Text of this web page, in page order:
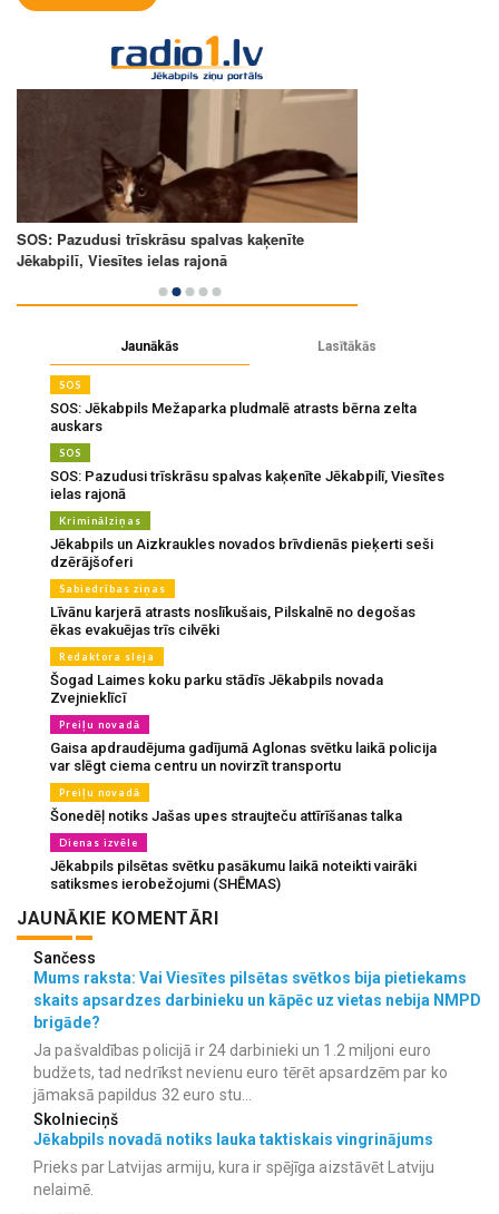
Jaunākās Lasītākās
SOS
SOS: Jēkabpils Mežaparka pludmalē atrasts bērna zelta
auskars
SOS
SOS: Pazudusi trīskrāsu spalvas kaķenīte Jēkabpilī, Viesītes
ielas rajonā
Kriminālziņas
Jēkabpils un Aizkraukles novados brīvdienās pieķerti seši
dzērājšoferi
Sabiedrības ziņas
Līvānu karjerā atrasts noslīkušais, Pilskalnē no degošas
ēkas evakuējas trīs cilvēki
Redaktora sleja
Šogad Laimes koku parku stādīs Jēkabpils novada
Zvejnieklīcī
Preiļu novadā
Gaisa apdraudējuma gadījumā Aglonas svētku laikā policija
var slēgt ciema centru un novirzīt transportu
Preiļu novadā
Šonedēļ notiks Jašas upes straujteču attīrīšanas talka
Dienas izvēle
Jēkabpils pilsētas svētku pasākumu laikā noteikti vairāki
satiksmes ierobežojumi (SHĒMAS)
JAUNĀKIE KOMENTĀRI
Sančess
Mums raksta: Vai Viesītes pilsētas svētkos bija pietiekams
skaits apsardzes darbinieku un kāpēc uz vietas nebija NMPD
brigāde?
Ja pašvaldības policijā ir 24 darbinieki un 1.2 miljoni euro
budžets, tad nedrīkst nevienu euro tērēt apsardzēm par ko
jāmaksā papildus 32 euro stu...
Skolnieciņš
Jēkabpils novadā notiks lauka taktiskais vingrinājums
Prieks par Latvijas armiju, kura ir spējīga aizstāvēt Latviju
nelaimē.